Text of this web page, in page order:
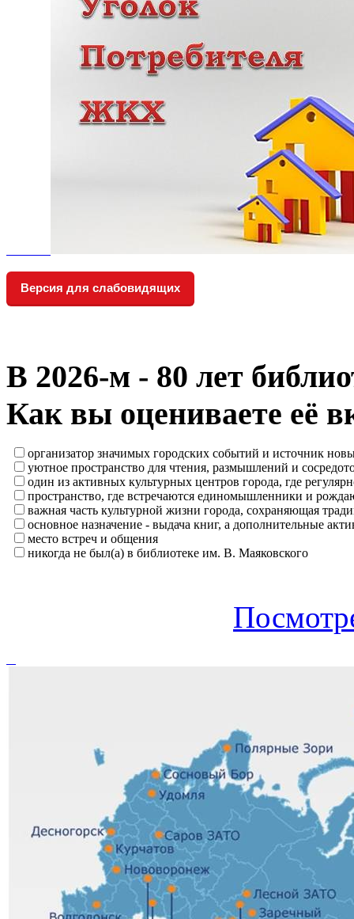
Версия для слабовидящих
В 2026‑м - 80 лет
Как вы оцениваете её
организатор значимых городских событий и источник
уютное пространство для чтения, размышлений и
один из активных культурных центров города, где
пространство, где встречаются единомышленники и
важная часть культурной жизни города, сохраняющая
основное назначение - выдача книг, а дополнительные
место встреч и общения
никогда не был(а) в библиотеке им. В. Маяковского